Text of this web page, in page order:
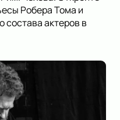
Робера Тома и
состава актеров в